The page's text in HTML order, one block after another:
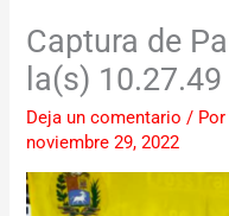
Captura de
la(s)
Deja un comentario /
noviembre 29, 2022